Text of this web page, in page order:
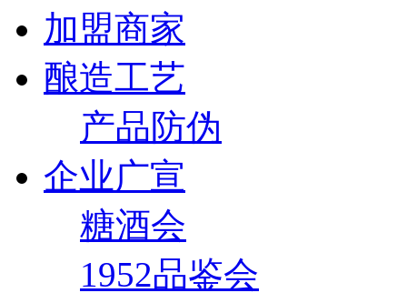
加盟商家
酿造工艺
产品防伪
企业广宣
糖酒会
1952品鉴会